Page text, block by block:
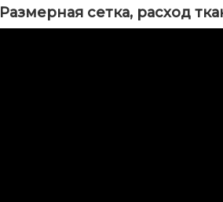
Размерная сетка, расход